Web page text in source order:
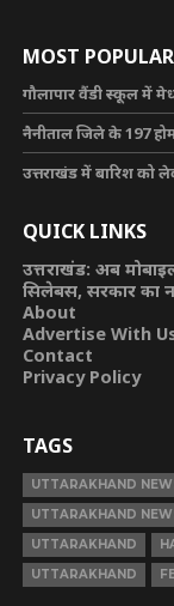
MOST POPULAR
गौलापार वैंडी स्कूल में
नैनीताल जिले के 197
उत्तराखंड में बारिश को
QUICK LINKS
उत्तराखंड: अब
सिलेबस, सरकार का
About
Advertise With
Contact
Privacy Policy
TAGS
UTTARAKHAND
UTTARAKHAND
UTTARAKHAND
UTTARAKHAND